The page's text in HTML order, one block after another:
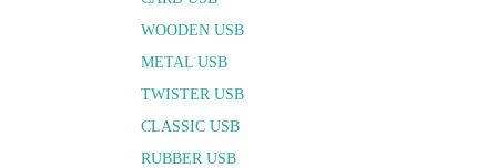
WOODEN USB
METAL USB
TWISTER USB
CLASSIC USB
RUBBER USB